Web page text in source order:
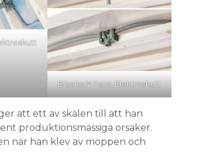
Blocks-Y Foto: Elektroskutt
att ett av skälen till att han
produktionsmässiga orsaker.
när han klev av moppen och